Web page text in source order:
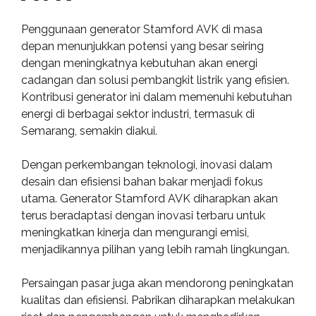
Penggunaan generator Stamford AVK di masa
depan menunjukkan potensi yang besar seiring
dengan meningkatnya kebutuhan akan energi
cadangan dan solusi pembangkit listrik yang efisien.
Kontribusi generator ini dalam memenuhi kebutuhan
energi di berbagai sektor industri, termasuk di
Semarang, semakin diakui.
Dengan perkembangan teknologi, inovasi dalam
desain dan efisiensi bahan bakar menjadi fokus
utama. Generator Stamford AVK diharapkan akan
terus beradaptasi dengan inovasi terbaru untuk
meningkatkan kinerja dan mengurangi emisi,
menjadikannya pilihan yang lebih ramah lingkungan.
Persaingan pasar juga akan mendorong peningkatan
kualitas dan efisiensi. Pabrikan diharapkan melakukan